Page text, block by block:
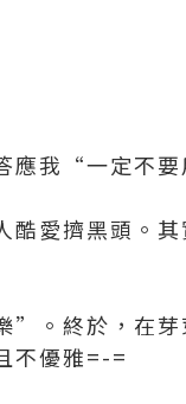
應我“一定不
酷愛擠黑頭。
”。終於，在
不優雅=-=